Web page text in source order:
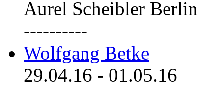
Aurel Scheibler Berlin
----------
Wolfgang Betke
29.04.16 - 01.05.16